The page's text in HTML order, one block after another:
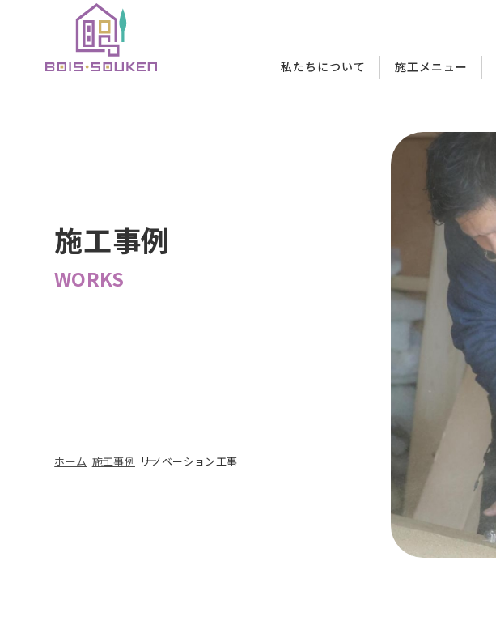
本文までスキップ
私たちについて
BOIS創建の強み
施工メニュー
リノベーション工事
内装リフォーム工事
リノベーション工事
内装リフォーム工事
リノベーション工事
内装リフォーム工事
工事の流れ
工事中の生活について
施工事例
WORKS
ホーム 施工事例 リノベーション工事